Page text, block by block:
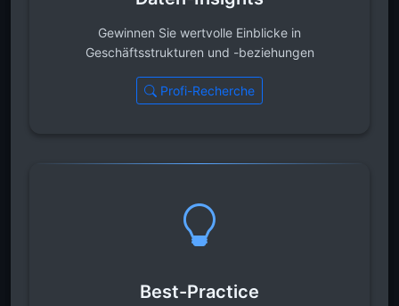
Gewinnen Sie wertvolle Einblicke in
Geschäftsstrukturen und -beziehungen
Profi-Recherche
Best-Practice